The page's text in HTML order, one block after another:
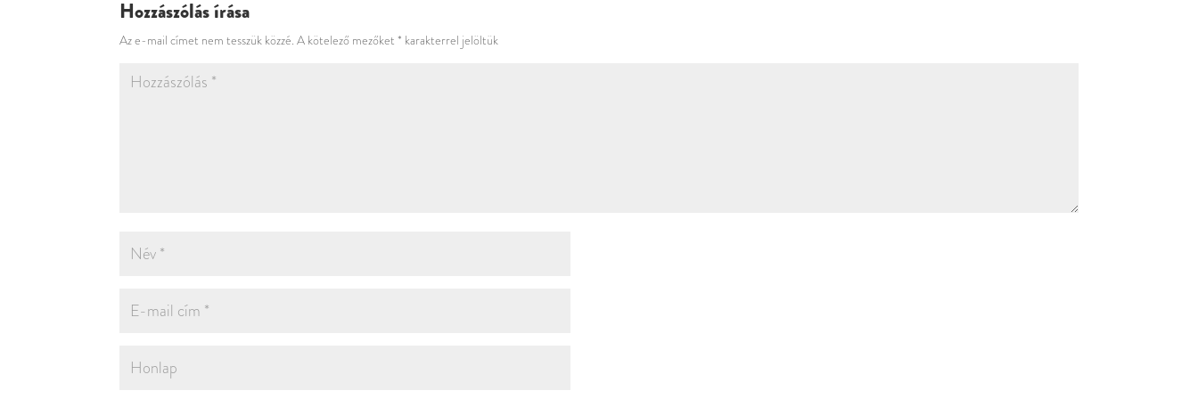
Hozzászólás írása
Az e-mail címet nem tesszük közzé. A kötelező mezőket * karakterrel jelöltük